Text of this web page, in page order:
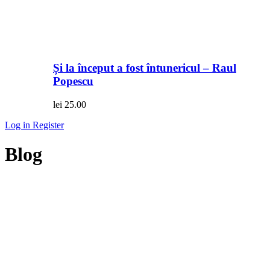
Și la început a fost întunericul – Raul
Popescu
lei 25.00
Log in Register
Blog